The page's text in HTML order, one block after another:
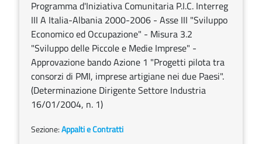
Programma d'Iniziativa Comunitaria P.I.C. Interreg
III A Italia-Albania 2000-2006 - Asse III "Sviluppo
Economico ed Occupazione" - Misura 3.2
"Sviluppo delle Piccole e Medie Imprese" -
Approvazione bando Azione 1 "Progetti pilota tra
consorzi di PMI, imprese artigiane nei due Paesi".
(Determinazione Dirigente Settore Industria
16/01/2004, n. 1)
Sezione:Appalti e Contratti